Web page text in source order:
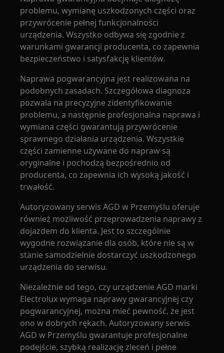
problemu, wymianę uszkodzonych części oraz
przywrócenie pełnej funkcjonalności
urządzenia. Wszystko odbywa się zgodnie z
warunkami gwarancji producenta, co zapewnia
bezpieczeństwo i satysfakcję klientów.
Naprawa pogwarancyjna jest realizowana na
podobnych zasadach. Szczegółowa diagnoza
pozwala na precyzyjne zidentyfikowanie
problemu, a następnie profesjonalna naprawa i
wymiana części gwarantują przywrócenie
sprawnego działania urządzenia. Wszystkie
części zamienne używane do napraw są
oryginalne i pochodzą bezpośrednio od
producenta, co zapewnia ich wysoką jakość i
trwałość.
Autoryzowany serwis AGD w Przemyślu oferuje
również możliwość przeprowadzenia naprawy z
dojazdem do klienta. Jest to szczególnie
wygodne rozwiązanie dla osób, które nie są w
stanie samodzielnie dostarczyć uszkodzonego
urządzenia do serwisu.
Niezależnie od tego, czy urządzenie AGD marki
Electrolux wymaga naprawy gwarancyjnej czy
pogwarancyjnej, można mieć pewność, że jest
ono w dobrych rękach. Autoryzowany serwis
AGD w Przemyślu gwarantuje profesjonalne
podejście, szybką realizację zleceń i pełne